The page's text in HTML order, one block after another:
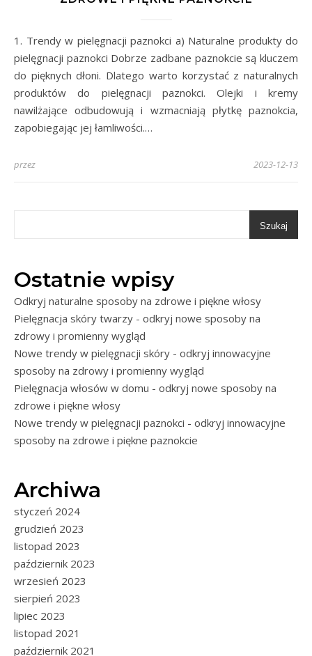
1. Trendy w pielęgnacji paznokci a) Naturalne produkty do
pielęgnacji paznokci Dobrze zadbane paznokcie są kluczem
do pięknych dłoni. Dlatego warto korzystać z naturalnych
produktów do pielęgnacji paznokci. Olejki i kremy
nawilżające odbudowują i wzmacniają płytkę paznokcia,
zapobiegając jej łamliwości.…
przez 2023-12-13
Szukaj
Ostatnie wpisy
Odkryj naturalne sposoby na zdrowe i piękne włosy
Pielęgnacja skóry twarzy - odkryj nowe sposoby na
zdrowy i promienny wygląd
Nowe trendy w pielęgnacji skóry - odkryj innowacyjne
sposoby na zdrowy i promienny wygląd
Pielęgnacja włosów w domu - odkryj nowe sposoby na
zdrowe i piękne włosy
Nowe trendy w pielęgnacji paznokci - odkryj innowacyjne
sposoby na zdrowe i piękne paznokcie
Archiwa
styczeń 2024
grudzień 2023
listopad 2023
październik 2023
wrzesień 2023
sierpień 2023
lipiec 2023
listopad 2021
październik 2021